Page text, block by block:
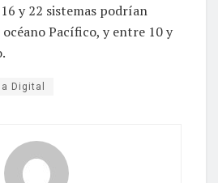
y 22 sistemas podrían
Pacífico, y entre 10 y
Digital